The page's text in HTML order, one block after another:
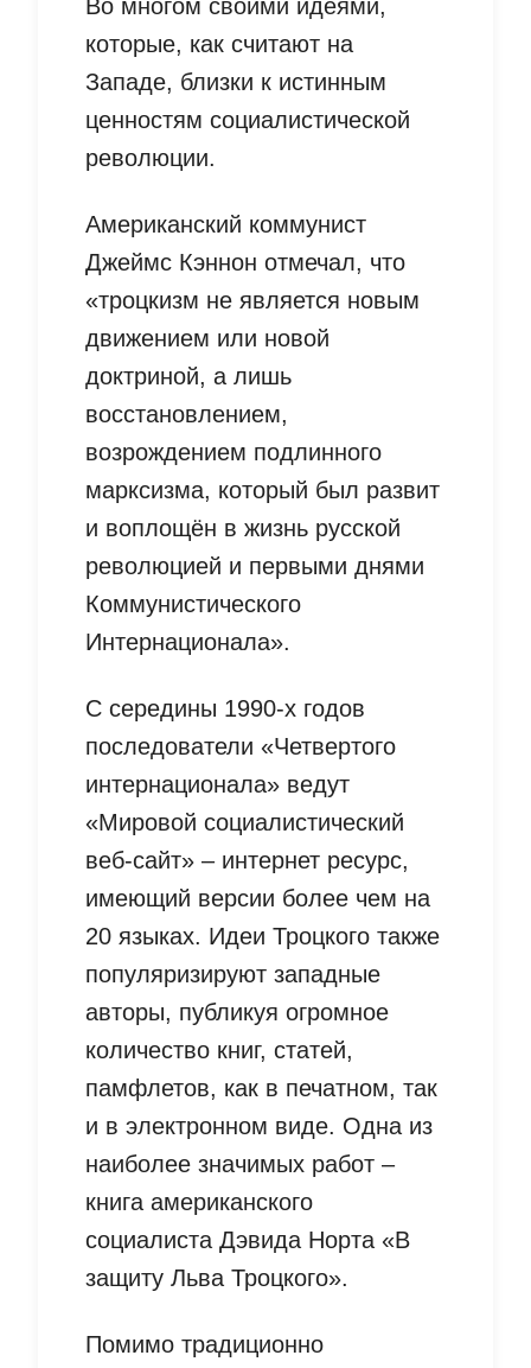
Во многом своими идеями,
которые, как считают на
Западе, близки к истинным
ценностям социалистической
революции.
Американский коммунист
Джеймс Кэннон отмечал, что
«троцкизм не является новым
движением или новой
доктриной, а лишь
восстановлением,
возрождением подлинного
марксизма, который был развит
и воплощён в жизнь русской
революцией и первыми днями
Коммунистического
Интернационала».
С середины 1990-х годов
последователи «Четвертого
интернационала» ведут
«Мировой социалистический
веб-сайт» – интернет ресурс,
имеющий версии более чем на
20 языках. Идеи Троцкого также
популяризируют западные
авторы, публикуя огромное
количество книг, статей,
памфлетов, как в печатном, так
и в электронном виде. Одна из
наиболее значимых работ –
книга американского
социалиста Дэвида Норта «В
защиту Льва Троцкого».
Помимо традиционно